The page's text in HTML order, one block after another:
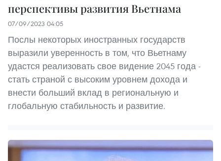
перспективы развития Вьетнама
07/09/2023 04:05
Послы некоторых иностранных государств
выразили уверенность в том, что Вьетнаму
удастся реализовать свое видение 2045 года -
стать страной с высоким уровнем дохода и
внести больший вклад в региональную и
глобальную стабильность и развитие.